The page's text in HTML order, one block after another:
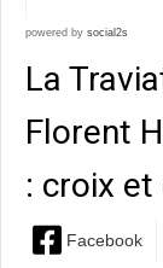
powered by social2s
La
Florent
: croix
Facebook